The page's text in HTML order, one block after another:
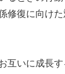
修復に向け
互いに成長す